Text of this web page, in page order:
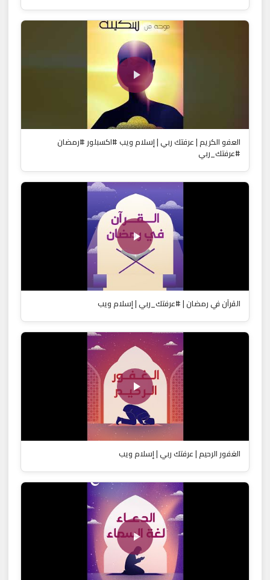
العفو الكريم | عرفتك ربي | إسلام ويب #اكسبلور #رمضان
#عرفتك_ربي
القرآن في رمضان | #عرفتك_ربي | إسلام ويب
الغفور الرحيم | عرفتك ربي | إسلام ويب